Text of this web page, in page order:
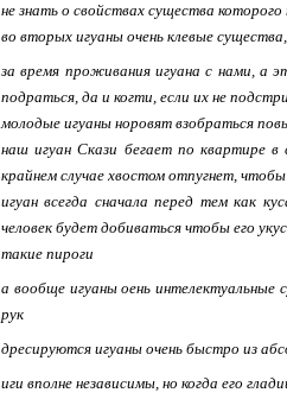
не знать о свойствах существа
во вторых игуаны очень клевые
за время проживания игуана с нами, а
подраться, да и когти, если их не
молодые игуаны норовят взобраться
наш игуан Скази бегает по квартире
крайнем случае хвостом отпугнет,
игуан всегда сначала перед тем как
человек будет добиваться чтобы его
такие пироги
а вообще игуаны оень интелектуальные
рук
дресируются игуаны очень быстро из
иги вполне независимы, но когда его